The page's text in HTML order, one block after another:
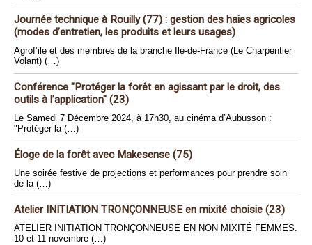
Journée technique à Rouilly (77) : gestion des haies agricoles
(modes d’entretien, les produits et leurs usages)
Agrof’ile et des membres de la branche Ile-de-France (Le Charpentier
Volant) (…)
Conférence "Protéger la forêt en agissant par le droit, des
outils à l’application" (23)
Le Samedi 7 Décembre 2024, à 17h30, au cinéma d’Aubusson :
"Protéger la (…)
Éloge de la forêt avec Makesense (75)
Une soirée festive de projections et performances pour prendre soin
de la (…)
Atelier INITIATION TRONÇONNEUSE en mixité choisie (23)
ATELIER INITIATION TRONÇONNEUSE EN NON MIXITÉ FEMMES.
10 et 11 novembre (…)